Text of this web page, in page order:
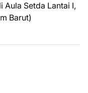
Aula Setda Lantai I,
Barut)